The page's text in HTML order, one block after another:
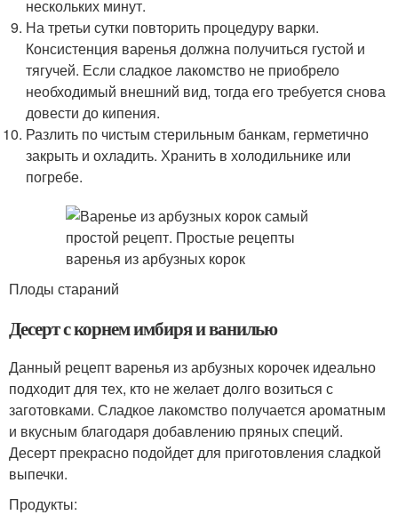
нескольких минут.
На третьи сутки повторить процедуру варки.
Консистенция варенья должна получиться густой и
тягучей. Если сладкое лакомство не приобрело
необходимый внешний вид, тогда его требуется снова
довести до кипения.
Разлить по чистым стерильным банкам, герметично
закрыть и охладить. Хранить в холодильнике или
погребе.
Плоды стараний
Десерт с корнем имбиря и ванилью
Данный рецепт варенья из арбузных корочек идеально
подходит для тех, кто не желает долго возиться с
заготовками. Сладкое лакомство получается ароматным
и вкусным благодаря добавлению пряных специй.
Десерт прекрасно подойдет для приготовления сладкой
выпечки.
Продукты: